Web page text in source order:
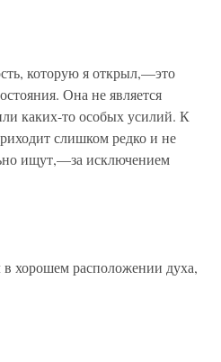
которую я открыл,—это
Она не является
каких-то особых усилий. К
слишком редко и не
ищут,—за исключением
хорошем расположении духа,